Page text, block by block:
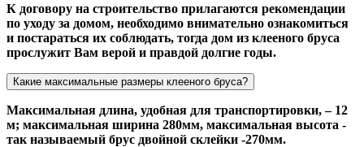
К договору на строительство прилагаются рекомендации
по уходу за домом, необходимо внимательно ознакомиться
и постараться их соблюдать, тогда дом из клееного бруса
прослужит Вам верой и правдой долгие годы.
Какие максимальные размеры клееного бруса?
Максимальная длина, удобная для транспортировки, – 12
м; максимальная ширина 280мм, максимальная высота -
так называемый брус двойной склейки -270мм.